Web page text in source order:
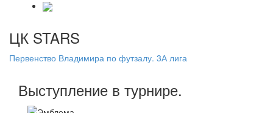
ЦК STARS
Первенство Владимира по футзалу. 3А лига
Выступление в турнире.